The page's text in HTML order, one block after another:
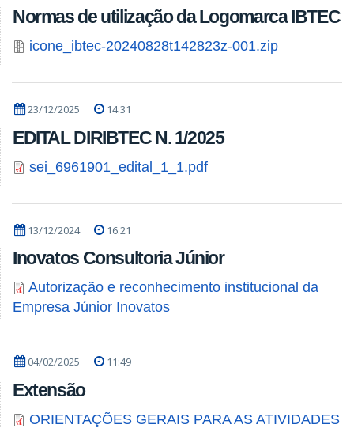
Normas de utilização da Logomarca IBTEC
icone_ibtec-20240828t142823z-001.zip
23/12/2025 14:31
EDITAL DIRIBTEC N. 1/2025
sei_6961901_edital_1_1.pdf
13/12/2024 16:21
Inovatos Consultoria Júnior
Autorização e reconhecimento institucional da
Empresa Júnior Inovatos
04/02/2025 11:49
Extensão
ORIENTAÇÕES GERAIS PARA AS ATIVIDADES